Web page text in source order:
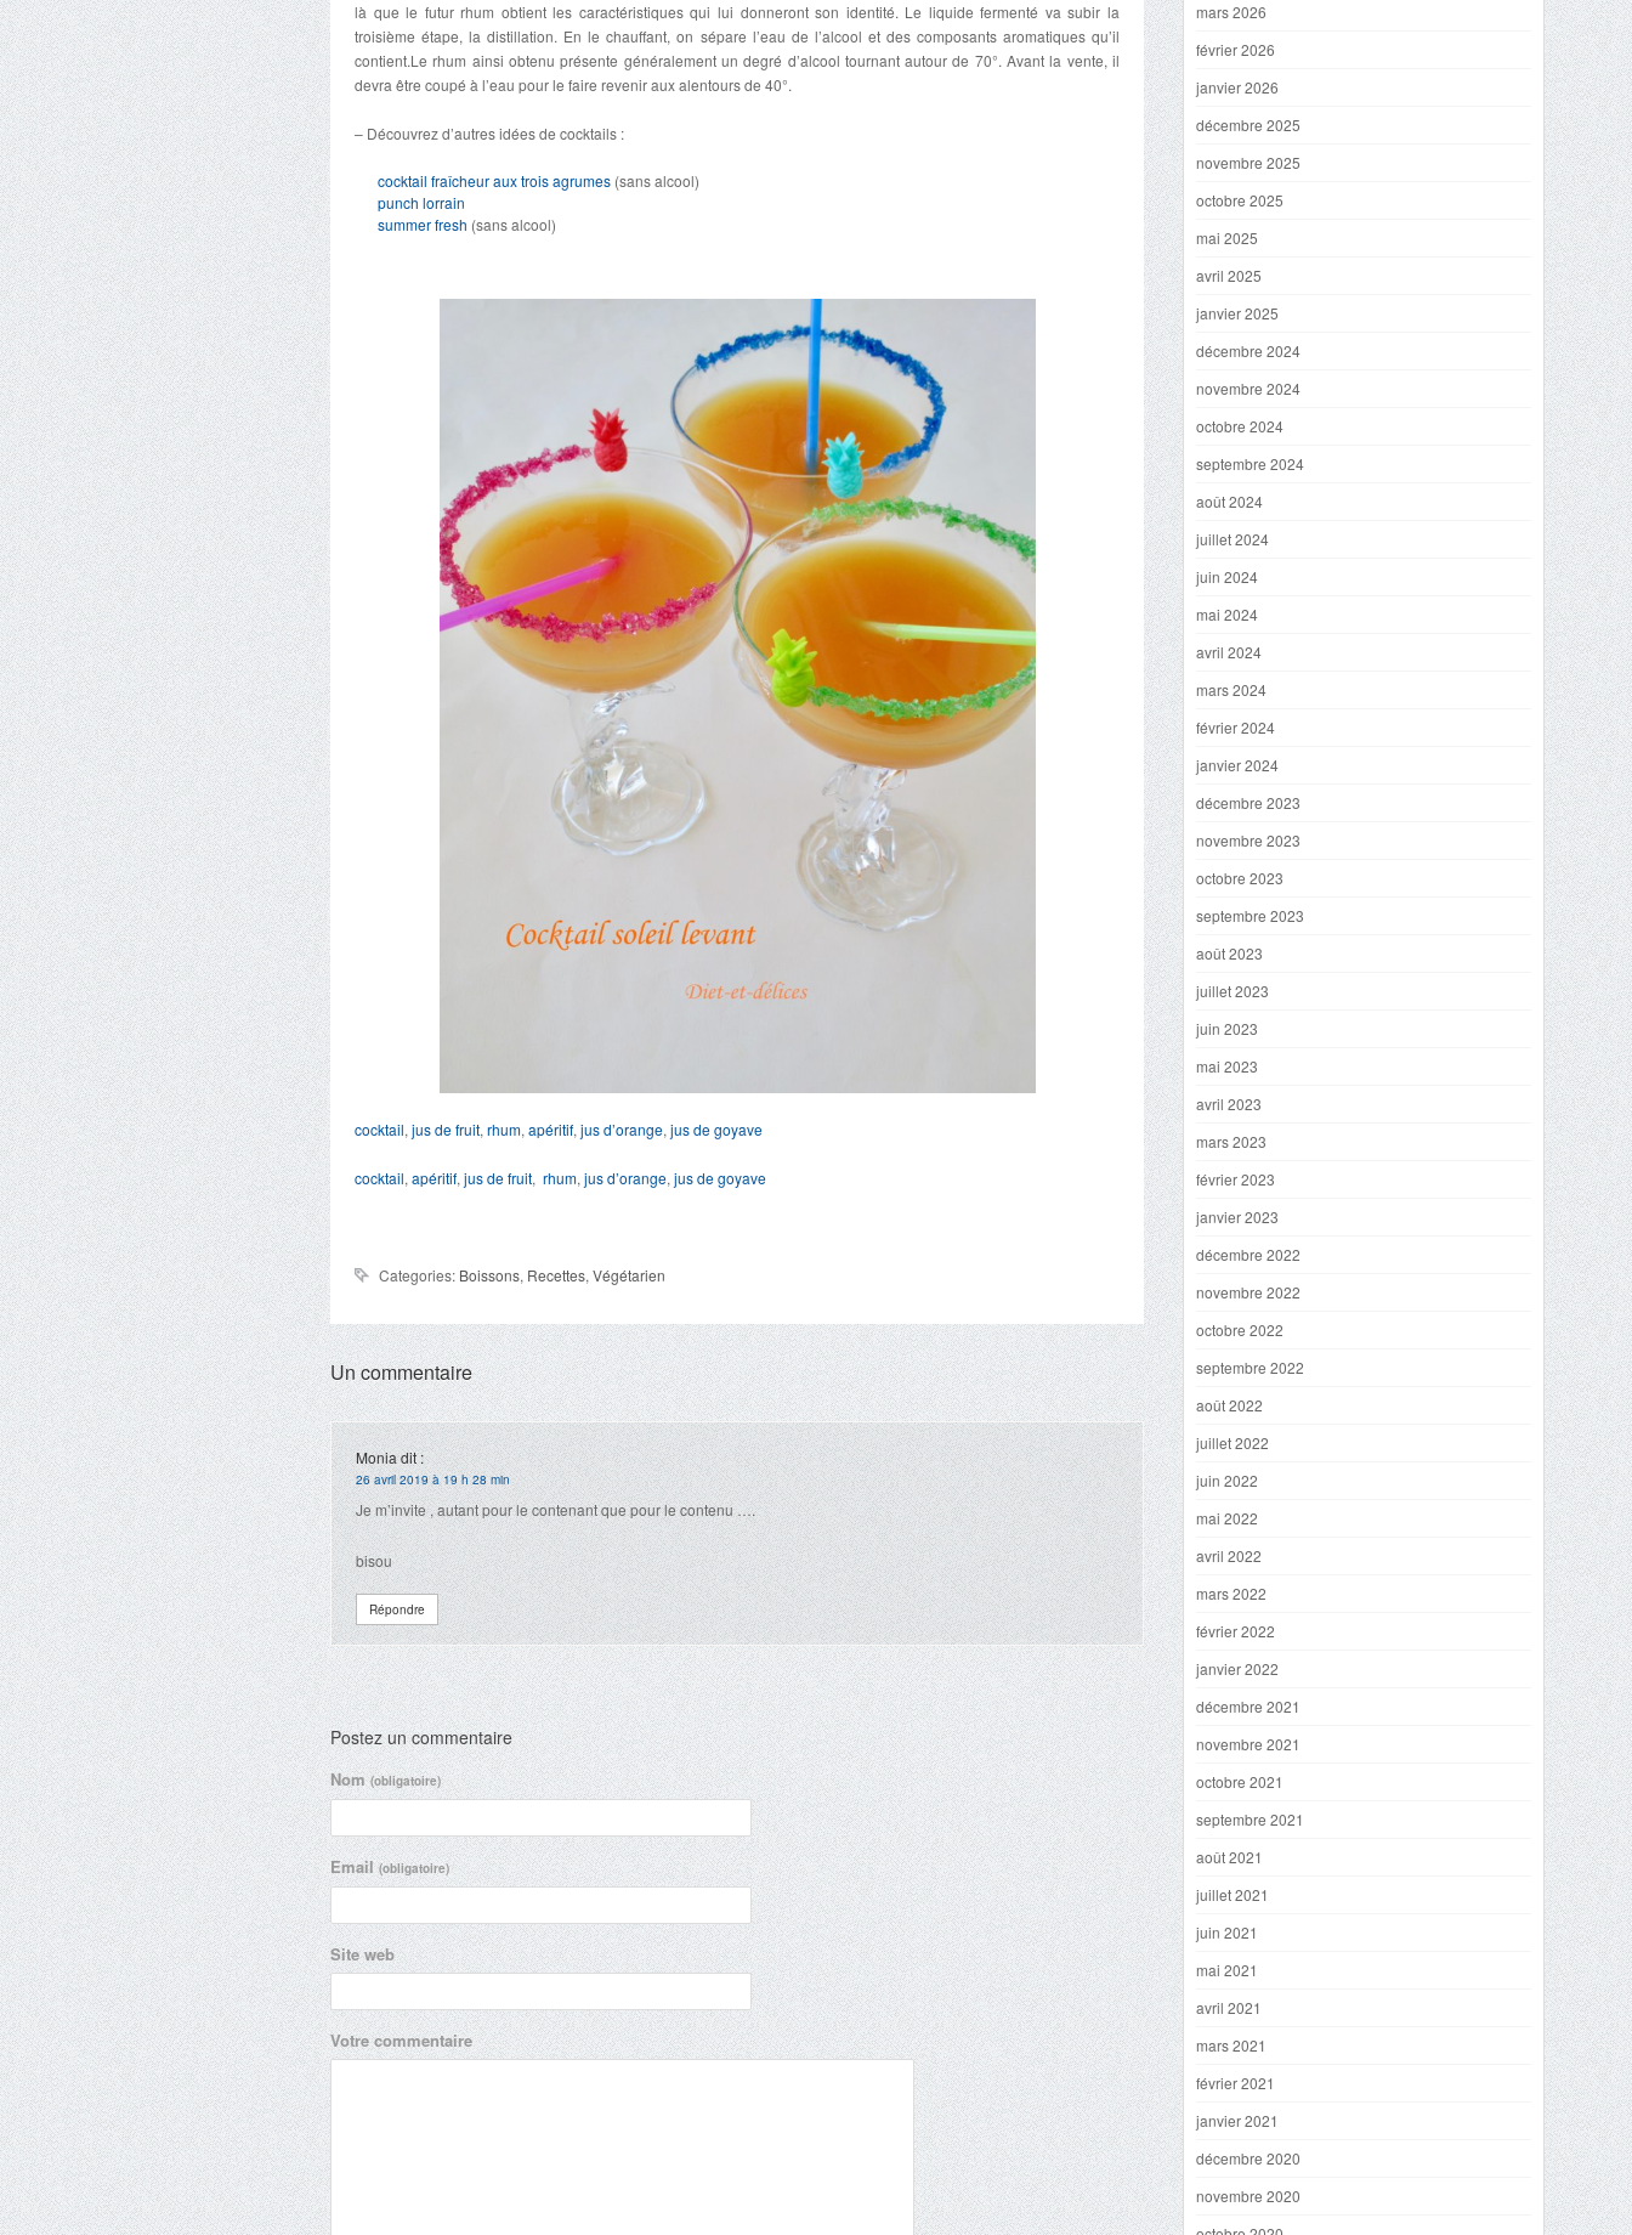
là que le futur rhum obtient les caractéristiques qui lui donneront son identité. Le liquide fermenté va subir la
troisième étape, la distillation. En le chauffant, on sépare l’eau de l’alcool et des composants aromatiques qu’il
contient.Le rhum ainsi obtenu présente généralement un degré d’alcool tournant autour de 70°. Avant la vente, il
devra être coupé à l’eau pour le faire revenir aux alentours de 40°.
– Découvrez d’autres idées de cocktails :
cocktail fraîcheur aux trois agrumes (sans alcool)
punch lorrain
summer fresh (sans alcool)
cocktail, jus de fruit, rhum, apéritif, jus d’orange, jus de goyave
cocktail, apéritif, jus de fruit, rhum, jus d’orange, jus de goyave
Categories: Boissons, Recettes, Végétarien
Un commentaire
Moniadit :
26 avril 2019 à 19 h 28 min
Je m’invite , autant pour le contenant que pour le contenu ….
bisou
Répondre
Postez un commentaire
Nom(obligatoire)
Email(obligatoire)
Site web
Votre commentaire
mars 2026
février 2026
janvier 2026
décembre 2025
novembre 2025
octobre 2025
mai 2025
avril 2025
janvier 2025
décembre 2024
novembre 2024
octobre 2024
septembre 2024
août 2024
juillet 2024
juin 2024
mai 2024
avril 2024
mars 2024
février 2024
janvier 2024
décembre 2023
novembre 2023
octobre 2023
septembre 2023
août 2023
juillet 2023
juin 2023
mai 2023
avril 2023
mars 2023
février 2023
janvier 2023
décembre 2022
novembre 2022
octobre 2022
septembre 2022
août 2022
juillet 2022
juin 2022
mai 2022
avril 2022
mars 2022
février 2022
janvier 2022
décembre 2021
novembre 2021
octobre 2021
septembre 2021
août 2021
juillet 2021
juin 2021
mai 2021
avril 2021
mars 2021
février 2021
janvier 2021
décembre 2020
novembre 2020